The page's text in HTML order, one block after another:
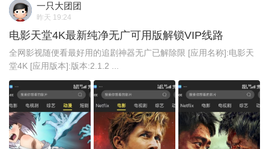
一只大团团
昨天 19:24
电影天堂4K最新纯净无广可用版解锁VIP线路
全网影视随便看最好用的追剧神器无广已解除限 [应用名称]:电影天
堂4K [应用版本]:版本:2.1.2 ...